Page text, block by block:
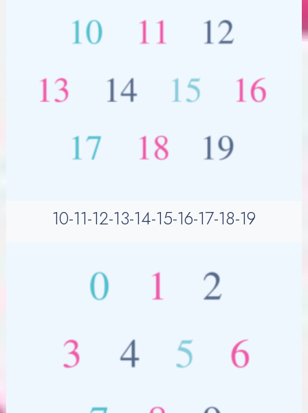
10-11-12-13-14-15-16-17-18-19